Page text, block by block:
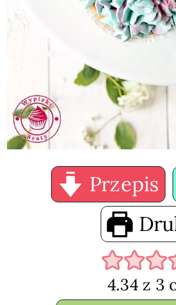
Przepis
4.34z 3